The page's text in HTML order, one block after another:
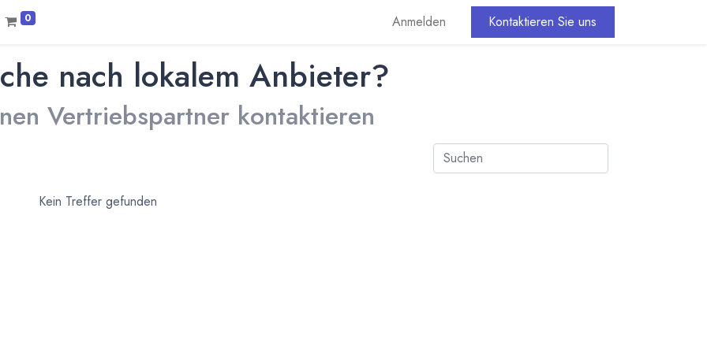
0 Anmelden Kontaktieren Sie uns
nach lokalem Anbieter?
Vertriebspartner kontaktieren
Kein Treffer gefunden